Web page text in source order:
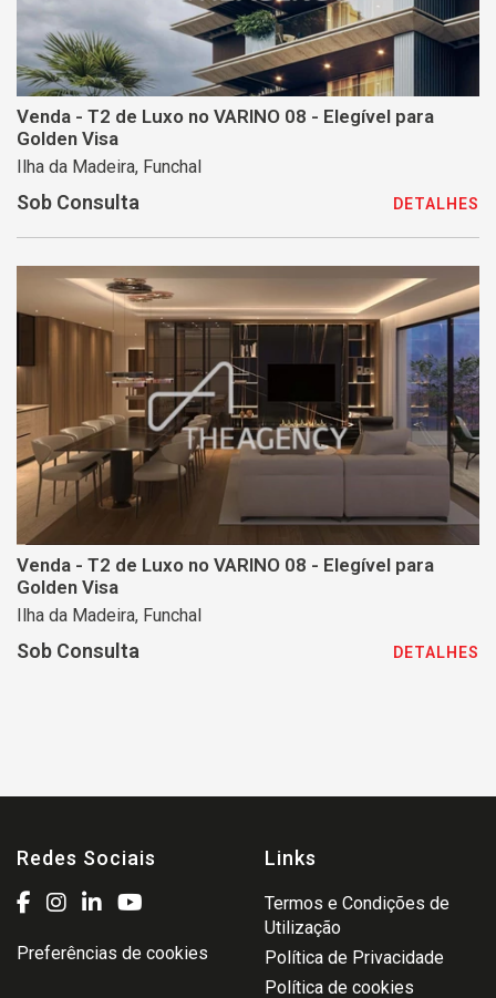
Venda - T2 de Luxo no VARINO 08 - Elegível para
Golden Visa
Ilha da Madeira, Funchal
Sob Consulta DETALHES
Venda - T2 de Luxo no VARINO 08 - Elegível para
Golden Visa
Ilha da Madeira, Funchal
Sob Consulta DETALHES
Redes Sociais
Preferências de cookies
Links
Termos e Condições de
Utilização
Política de Privacidade
Política de cookies